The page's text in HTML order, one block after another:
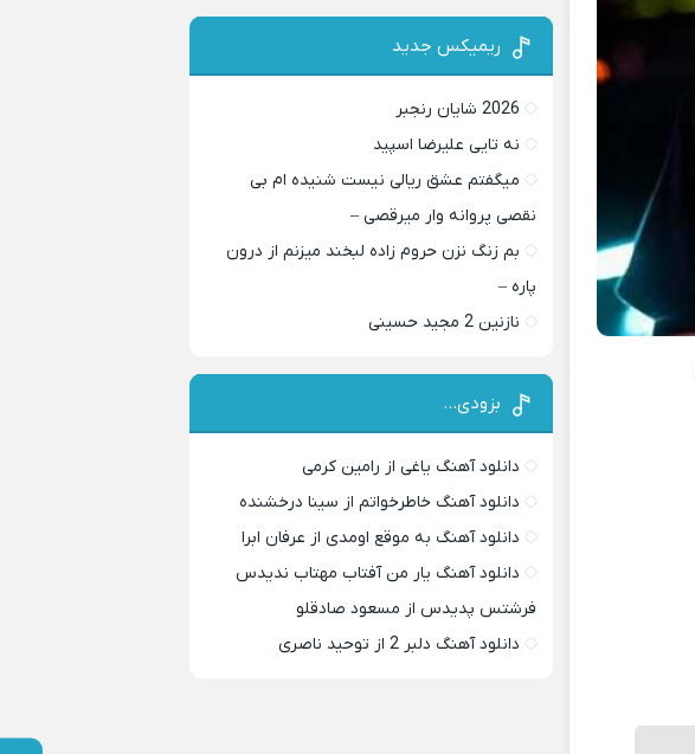
ریمیکس جدید
2026 شایان رنجبر
نه تایی علیرضا اسپید
میگفتم عشق ریالی نیست شنیده ام بی
نقصی پروانه وار میرقصی –
بم زنگ نزن حروم زاده لبخند میزنم از درون
پاره –
نازنین 2 مجید حسینی
بزودی…
دانلود آهنگ یاغی از رامین کرمی
دانلود آهنگ خاطرخواتم از سینا درخشنده
دانلود آهنگ به موقع اومدی از عرفان ابرا
دانلود آهنگ یار من آفتاب مهتاب ندیدس
فرشتس پدیدس از مسعود صادقلو
دانلود آهنگ دلبر 2 از توحید ناصری